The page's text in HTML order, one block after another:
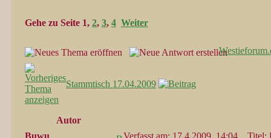
Gehe zu Seite 1, 2, 3, 4 Weiter
Stammtisch 17.04.2009
Autor
Buwu
Verfasst am: 17.4.2009, 14:04 Titel: